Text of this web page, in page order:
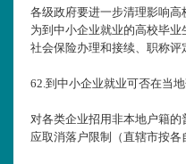
各级政府要进一步清理影响高
为到中小企业就业的高校毕业
社会保险办理和接续、职称评
62.到中小企业就业可否在当地
对各类企业招用非本地户籍
应取消落户限制（直辖市按各